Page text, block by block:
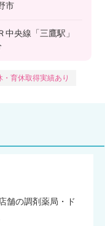
市
中央線「三鷹駅」
・育休取得実績あり
舗の調剤薬局・ド